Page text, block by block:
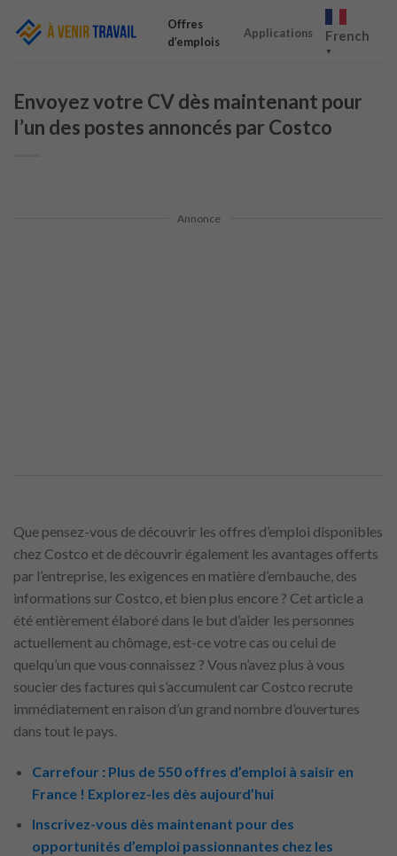
Offres
d’emplois
Applications French
▼
Envoyez votre CV dès maintenant pour
l’un des postes annoncés par Costco
Annonce
Que pensez-vous de découvrir les offres d’emploi disponibles
chez Costco et de découvrir également les avantages offerts
par l’entreprise, les exigences en matière d’embauche, des
informations sur Costco, et bien plus encore ? Cet article a
été entièrement élaboré dans le but d’aider les personnes
actuellement au chômage, est-ce votre cas ou celui de
quelqu’un que vous connaissez ? Vous n’avez plus à vous
soucier des factures qui s’accumulent car Costco recrute
immédiatement en raison d’un grand nombre d’ouvertures
dans tout le pays.
Carrefour : Plus de 550 offres d’emploi à saisir en
France ! Explorez-les dès aujourd’hui
Inscrivez-vous dès maintenant pour des
opportunités d’emploi passionnantes chez les